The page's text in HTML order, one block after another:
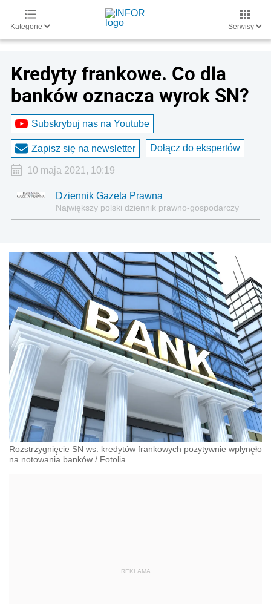
Kategorie Serwisy
Kredyty frankowe. Co dla
banków oznacza wyrok SN?
Subskrybuj nas na Youtube
Zapisz się na newsletter Dołącz do ekspertów
10 maja 2021, 10:19
Dziennik Gazeta Prawna
Największy polski dziennik prawno-gospodarczy
Rozstrzygnięcie SN ws. kredytów frankowych pozytywnie wpłynęło
na notowania banków / Fotolia